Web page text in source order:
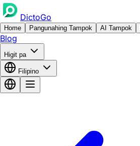
DictoGo
Home Pangunahing Tampok AI Tampok
Blog
Higit pa
Filipino